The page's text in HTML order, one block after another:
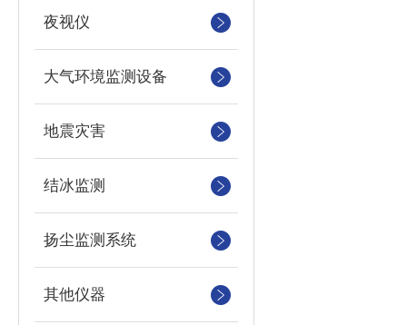
夜视仪
大气环境监测设备
地震灾害
结冰监测
扬尘监测系统
其他仪器